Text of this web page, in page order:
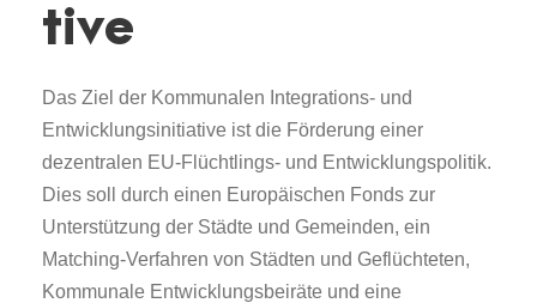
tive
Das Ziel der Kommunalen Integrations- und
Entwicklungsinitiative ist die Förderung einer
dezentralen EU-Flüchtlings- und Entwicklungspolitik.
Dies soll durch einen Europäischen Fonds zur
Unterstützung der Städte und Gemeinden, ein
Matching-Verfahren von Städten und Geflüchteten,
Kommunale Entwicklungsbeiräte und eine